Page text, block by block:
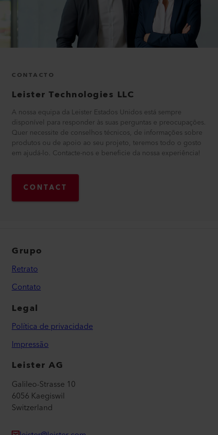
CONTACTO
Leister Technologies LLC
A nossa equipa da Leister Estados Unidos está sempre
disponível para responder às suas perguntas e preocupações.
Quer necessite de conselhos técnicos, de informações sobre
produtos ou de apoio ao seu projeto, teremos todo o gosto
em ajudá-lo. Contacte-nos e beneficie da nossa experiência!
CONTACT
Grupo
Retrato
Contato
Legal
Política de privacidade
Impressão
Leister AG
Galileo-Strasse 10
6056 Kaegiswil
Switzerland